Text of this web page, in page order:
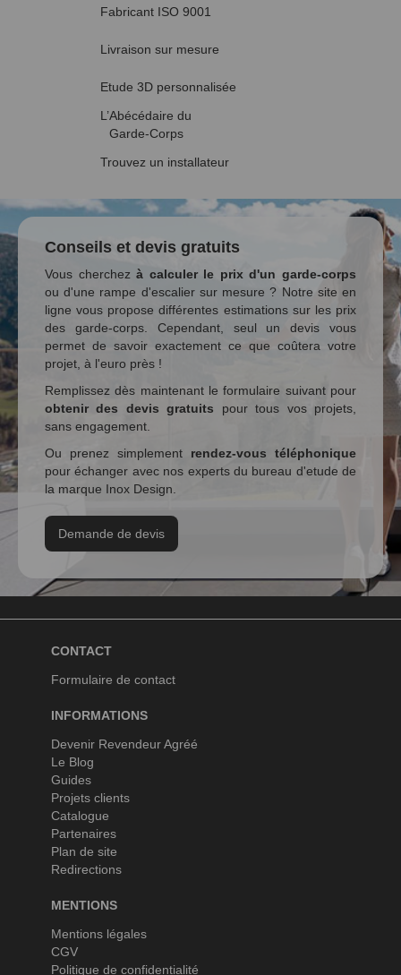
Fabricant ISO 9001
Livraison sur mesure
Etude 3D personnalisée
L’Abécédaire du
Garde-Corps
Trouvez un installateur
Conseils et devis gratuits
Vous cherchezà calculer le prix d'un garde-corps
ou d'une rampe d'escalier sur mesure ? Notre site en
ligne vous propose différentes estimations sur les prix
des garde-corps. Cependant, seul un devis vous
permet de savoir exactement ce que coûtera votre
projet, à l'euro près !
Remplissez dès maintenant le formulaire suivant pour
obtenir des devis gratuits pour tous vos projets,
sans engagement.
Ou prenez simplement rendez-vous téléphonique
pour échanger avec nos experts du bureau d'etude de
la marque Inox Design.
Demande de devis
CONTACT
Formulaire de contact
INFORMATIONS
Devenir Revendeur Agréé
Le Blog
Guides
Projets clients
Catalogue
Partenaires
Plan de site
Redirections
MENTIONS
Mentions légales
CGV
Politique de confidentialité